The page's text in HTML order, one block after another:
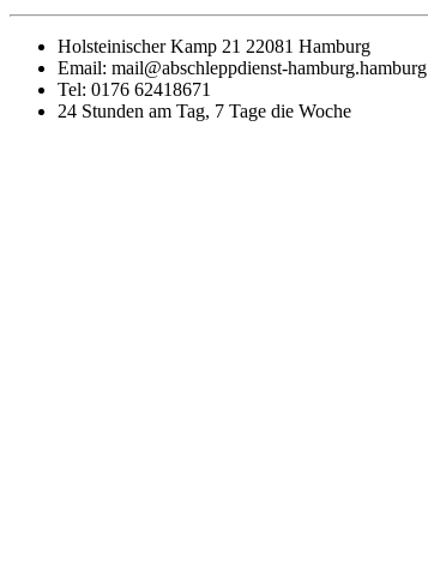
Holsteinischer Kamp 21 22081 Hamburg
Email: mail@abschleppdienst-hamburg.hamburg
Tel: 0176 62418671
24 Stunden am Tag, 7 Tage die Woche